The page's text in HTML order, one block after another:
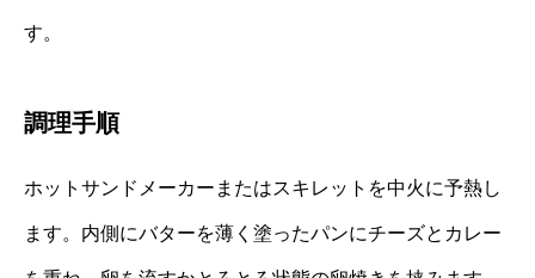
す。
調理手順
ホットサンドメーカーまたはスキレットを中火に予熱し
ます。内側にバターを薄く塗ったパンにチーズとカレー